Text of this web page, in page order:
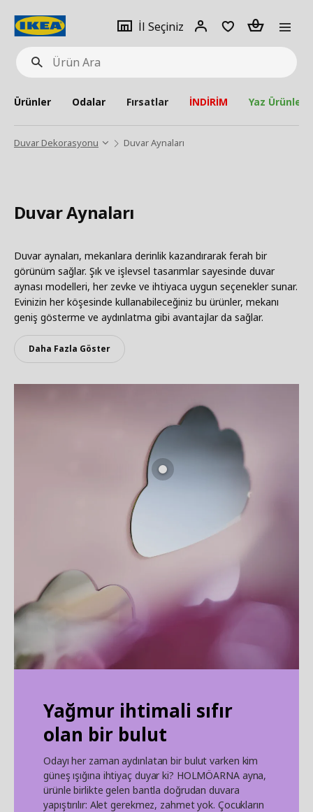
Ürün
Ara
İl Seçiniz
Giriş
Adet
Ürünler Odalar Fırsatlar İNDİRİM Yaz Ürünleri
Duvar Dekorasyonu Duvar Aynaları
Duvar Aynaları
Duvar aynaları, mekanlara derinlik kazandırarak ferah bir
görünüm sağlar. Şık ve işlevsel tasarımlar sayesinde duvar
aynası modelleri, her zevke ve ihtiyaca uygun seçenekler sunar.
Evinizin her köşesinde kullanabileceğiniz bu ürünler, mekanı
geniş gösterme ve aydınlatma gibi avantajlar da sağlar.
Daha Fazla Göster
Yağmur ihtimali sıfır
olan bir bulut
Odayı her zaman aydınlatan bir bulut varken kim
güneş ışığına ihtiyaç duyar ki? HOLMÖARNA ayna,
ürünle birlikte gelen bantla doğrudan duvara
yapıştırılır: Alet gerekmez, zahmet yok. Çocukların